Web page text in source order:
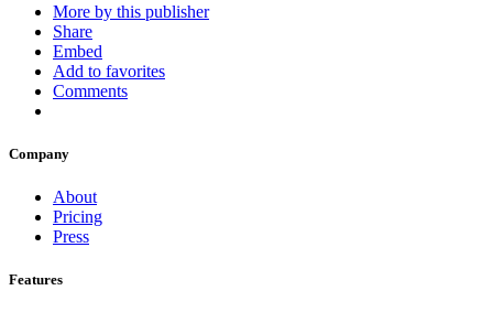
More by this publisher
Share
Embed
Add to favorites
Comments
Company
About
Pricing
Press
Features